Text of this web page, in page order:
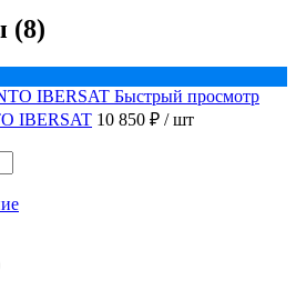
(8)
Быстрый просмотр
IBERSAT 10 850 ₽ / шт